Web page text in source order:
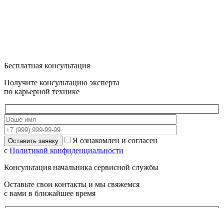
Бесплатная консультация
Получите консультацию эксперта
по карьерной технике
Я ознакомлен и согласен
с Политикой конфиденциальности
Консультация начальника сервисной службы
Оставьте свои контакты и мы свяжемся
с вами в ближайшее время